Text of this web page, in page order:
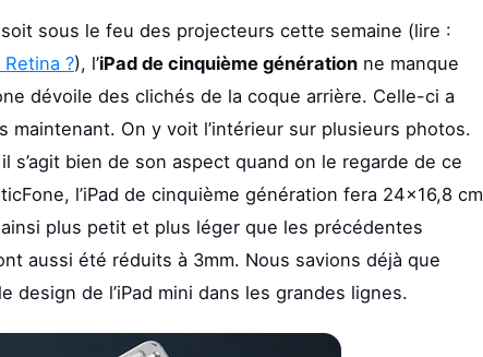
sous le feu des projecteurs cette semaine (lire :
?), l’iPad de cinquième générationne manque
dévoile des clichés de la coque arrière. Celle-ci a
On y voit l’intérieur sur plusieurs photos.
s’agit bien de son aspect quand on le regarde de ce
l’iPad de cinquième génération fera 24×16,8 cm
plus petit et plus léger que les précédentes
aussi été réduits à 3mm. Nous savions déjà que
design de l’iPad mini dans les grandes lignes.